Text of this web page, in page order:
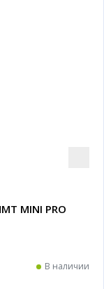
MINI PRO
В наличии